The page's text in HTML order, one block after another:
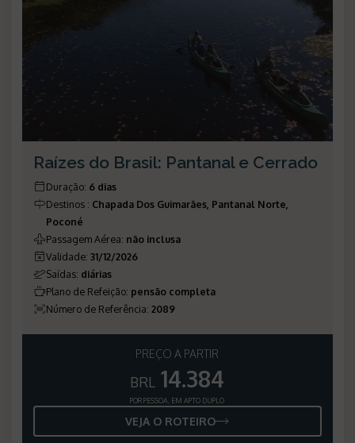
Raízes do Brasil: Pantanal e Cerrado
Duração: 6 dias
Destinos : Chapada Dos Guimarães, Pantanal Norte,
Poconé
Passagem Aérea: não inclusa
Validade: 31/12/2026
Saídas: diárias
Plano de Refeição: pensão completa
Número de Referência: 2089
PREÇO A PARTIR
BRL 14.384
POR PESSOA, EM APTO DUPLO
VEJA O ROTEIRO